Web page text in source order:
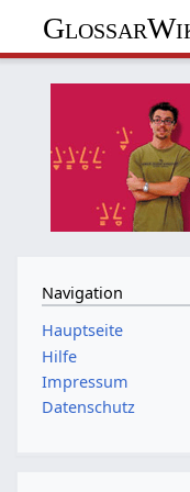
Navigation
Hauptseite
Hilfe
Impressum
Datenschutz